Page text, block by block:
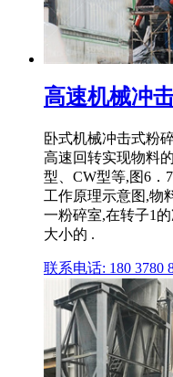
高速机械冲
卧式机械冲击式粉
高速回转实现物料
型、CW型等,图6．
工作原理示意图,物
一粉碎室,在转子1
大小的 .
联系电话: 180 3780